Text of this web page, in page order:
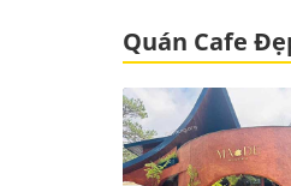
Quán Cafe